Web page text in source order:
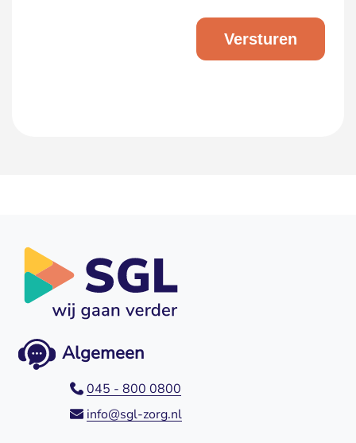
Algemeen
045 - 800 0800
info@sgl-zorg.nl